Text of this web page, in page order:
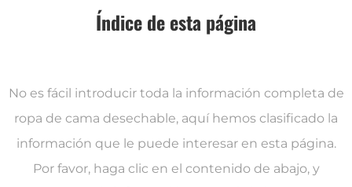
Índice de esta página
No es fácil introducir toda la información completa de
ropa de cama desechable, aquí hemos clasificado la
información que le puede interesar en esta página.
Por favor, haga clic en el contenido de abajo, y